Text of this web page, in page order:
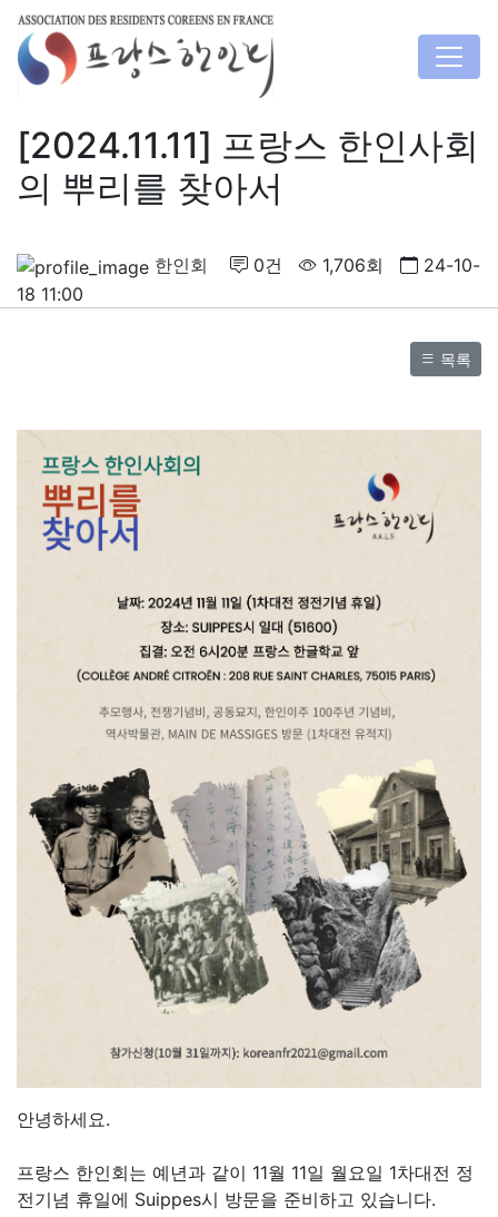
[2024.11.11] 프랑스 한인사회
의 뿌리를 찾아서
한인회 0건 1,706회
24-10-
18 11:00
목록
안녕하세요.
프랑스 한인회는 예년과 같이 11월 11일 월요일 1차대전 정
전기념 휴일에 Suippes시 방문을 준비하고 있습니다.